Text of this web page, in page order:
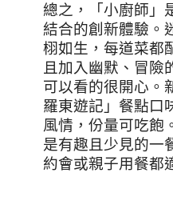
總之，「小廚師」
結合的創新體驗。
栩如生，每道菜都
且加入幽默、冒險
可以看的很開心。
羅東遊記」餐點口
風情，份量可吃飽
是有趣且少見的一
約會或親子用餐都